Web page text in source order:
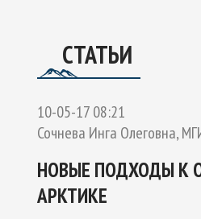
РОССИЙСКОЙ ФЕДЕРАЦИИ И
СТАТЬИ
10-05-17 08:21
Сочнева Инга Олеговна,
НОВЫЕ ПОДХОДЫ К
АРКТИКЕ